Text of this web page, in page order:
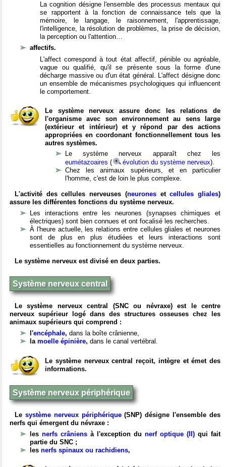
La cognition désigne l'ensemble des processus mentaux qui
se rapportent à la fonction de connaissance tels que la
mémoire, le langage, le raisonnement, l'apprentissage,
l'intelligence, la résolution de problèmes, la prise de décision,
la perception ou l'attention…
affectifs.
L'affect correspond à tout état affectif, pénible ou agréable,
vague ou qualifié, qu'il se présente sous la forme d'une
décharge massive ou d'un état général. L'affect désigne donc
un ensemble de mécanismes psychologiques qui influencent
le comportement.
Le système nerveux assure donc les relations de
l'organisme avec son environnement au sens large
(extérieur et intérieur) et y répond par des actions
appropriées en coordonant fonctionnellement tous les
autres systèmes.
Le système nerveux apparaît chez les
eumétazoaires ( évolution du système nerveux).
Chez les animaux supérieurs, et en particulier
l'homme, c'est de loin le plus complexe.
L'activité des cellules nerveuses (neuronesetcellules gliales)
assure les différentes fonctions du système nerveux.
Les interactions entre les neurones (synapses chimiques et
électriques) sont bien connues et ont focalisé les recherches.
À l'heure actuelle, les relations entre cellules gliales et neurones
sont de plus en plus étudiées et leurs interactions sont
essentielles au fonctionnement du système nerveux.
Le système nerveux est divisé en deux parties.
Système nerveux central
Le système nerveux central (SNC ou névraxe) est le centre
nerveux supérieur logé dans des structures osseuses chez les
animaux supérieurs qui comprend :
l'encéphale, dans la boîte crânienne,
la moelle épinière, dans le canal vertébral.
Le système nerveux central reçoit, intègre et émet des
informations.
Système nerveux périphérique
Le système nerveux périphérique(SNP) désigne l'ensemble des
nerfs qui émergent du névraxe :
les nerfs crâniens à l'exception du nerf optique (II) qui fait
partie du SNC ;
les nerfs spinaux ou rachidiens,